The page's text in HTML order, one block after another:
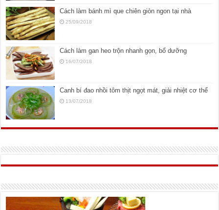
Cách làm bánh mì que chiên giòn ngon tại nhà
25/09/2018
Cách làm gan heo trộn nhanh gọn, bổ dưỡng
16/07/2018
Canh bí đao nhồi tôm thịt ngọt mát, giải nhiệt cơ thể
13/07/2018